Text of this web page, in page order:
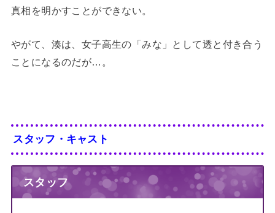
真相を明かすことができない。
やがて、湊は、女子高生の「みな」として透と付き合う
ことになるのだが…。
スタッフ・キャスト
スタッフ